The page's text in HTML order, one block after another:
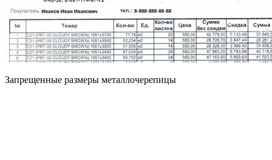
Запрещенные размеры металлочерепицы